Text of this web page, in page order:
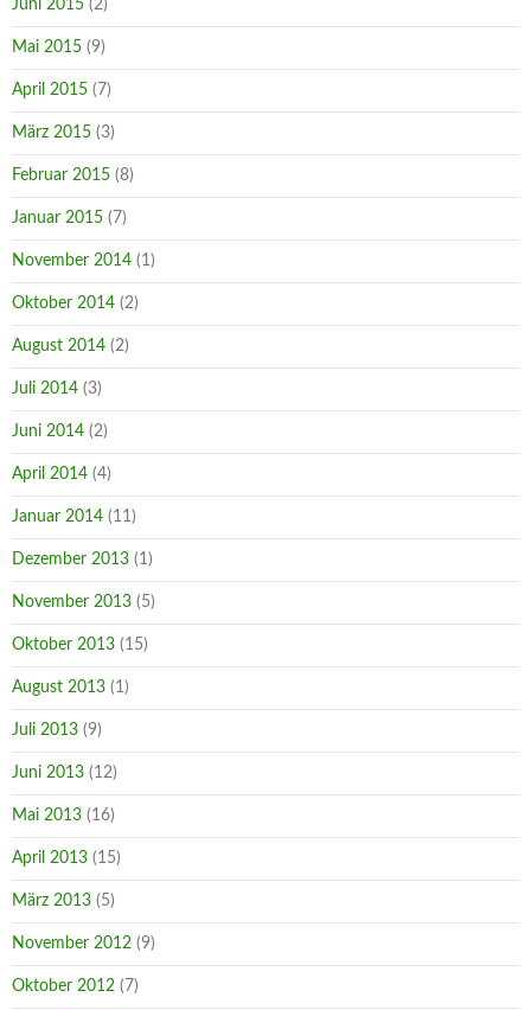
Juni 2015 (2)
Mai 2015 (9)
April 2015 (7)
März 2015 (3)
Februar 2015 (8)
Januar 2015 (7)
November 2014 (1)
Oktober 2014 (2)
August 2014 (2)
Juli 2014 (3)
Juni 2014 (2)
April 2014 (4)
Januar 2014 (11)
Dezember 2013 (1)
November 2013 (5)
Oktober 2013 (15)
August 2013 (1)
Juli 2013 (9)
Juni 2013 (12)
Mai 2013 (16)
April 2013 (15)
März 2013 (5)
November 2012 (9)
Oktober 2012 (7)